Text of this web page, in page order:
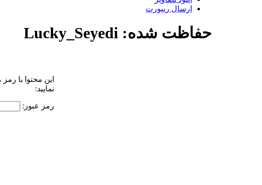
ارسال ریپورت
حفاظت شده: Lucky_Seyedi
این محتوا با
نمایید:
رمز عبور: